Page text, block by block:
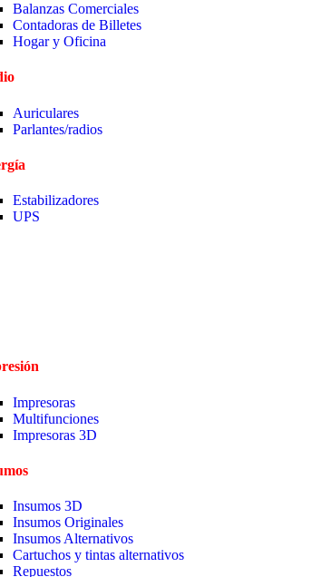
Balanzas Comerciales
Contadoras de Billetes
Hogar y Oficina
Auriculares
Parlantes/radios
Estabilizadores
UPS
Impresoras
Multifunciones
Impresoras 3D
Insumos 3D
Insumos Originales
Insumos Alternativos
Cartuchos y tintas alternativos
Repuestos